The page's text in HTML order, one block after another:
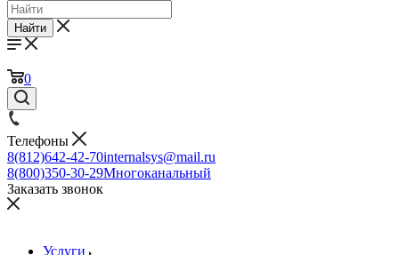
Найти
0
Телефоны
8(812)642-42-70internalsys@mail.ru
8(800)350-30-29Многоканальный
Заказать звонок
Услуги